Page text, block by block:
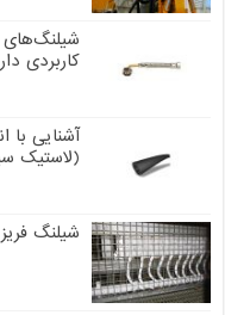
کاربردی
آشنایی با
(لاستیک
شیلنگ